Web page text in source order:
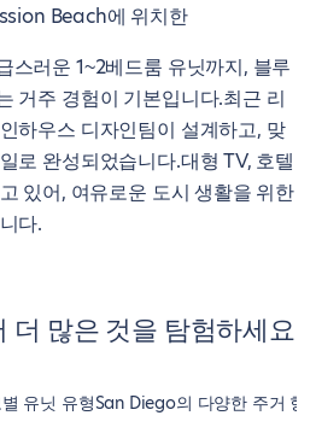
Beach에 위치한
스러운 1~2베드룸 유닛까지, 블루
거주 경험이 기본입니다.최근 리
하우스 디자인팀이 설계하고, 맞
로 완성되었습니다.대형 TV, 호텔
있어, 여유로운 도시 생활을 위한
다.
더 많은 것을 탐험하세요
유닛 유형San Diego의 다양한 주거 형